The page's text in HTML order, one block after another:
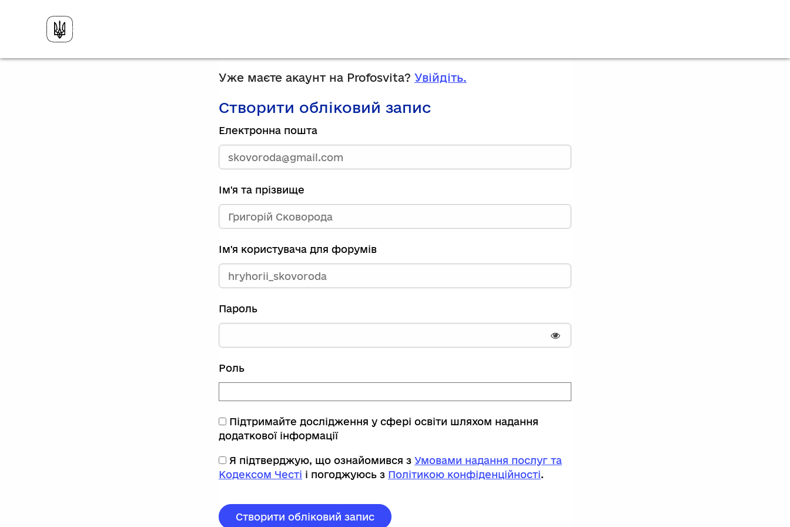
Уже маєте акаунт на Profosvita? Увійдіть.
Створити обліковий запис
Електронна пошта
Ім'я та прізвище
Ім'я користувача для форумів
Пароль
Показати пароль
Роль
Підтримайте дослідження у сфері освіти шляхом надання
додаткової інформації
Я підтверджую, що ознайомився з Умовами надання послуг та
Кодексом Честі і погоджуюсь з Політикою конфіденційності.
Створити обліковий запис